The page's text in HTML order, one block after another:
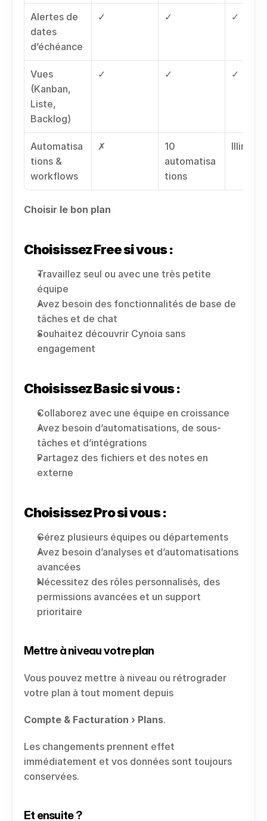
Alertes de
dates
d’échéance
✓ ✓ ✓
Vues
(Kanban,
Liste,
Backlog)
✓ ✓ ✓
Automatisa
tions &
workflows
✗
10
automatisa
tions
Illimité
Choisir le bon plan
Choisissez Free si vous :
Travaillez seul ou avec une très petite
équipe
Avez besoin des fonctionnalités de base de
tâches et de chat
Souhaitez découvrir Cynoia sans
engagement
Choisissez Basic si vous :
Collaborez avec une équipe en croissance
Avez besoin d’automatisations, de sous-
tâches et d’intégrations
Partagez des fichiers et des notes en
externe
Choisissez Pro si vous :
Gérez plusieurs équipes ou départements
Avez besoin d’analyses et d’automatisations
avancées
Nécessitez des rôles personnalisés, des
permissions avancées et un support
prioritaire
Mettre à niveau votre plan
Vous pouvez mettre à niveau ou rétrograder
votre plan à tout moment depuis
Compte & Facturation › Plans.
Les changements prennent effet
immédiatement et vos données sont toujours
conservées.
Et ensuite ?